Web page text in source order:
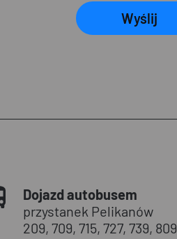
Wyślij
Dojazd autobusem
przystanek Pelikanów
209, 709, 715, 727, 739, 809